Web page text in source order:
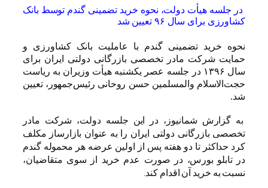
در جلسه هیأت دولت، نحوه خرید تضمینی گندم توسط بانک
کشاورزی برای سال ۹۶ تعیین شد
نحوه خرید تضمینی گندم با عاملیت بانک کشاورزی و
حمایت شرکت مادر تخصصی بازرگانی دولتی ایران برای
سال ۱۳۹۶ در جلسه عصر یکشنبه هیأت وزیران به ریاست
حجت‌الاسلام والمسلمین حسن روحانی رئیس‌جمهور، تعیین
شد.
به گزارش شمانیوز، در این جلسه دولت، شرکت مادر
تخصصی بازرگانی دولتی ایران را به عنوان بازارساز مکلف
کرد حداکثر تا دو هفته پس از اولین عرضه هر محموله گندم
در تابلو بورس، در صورت عدم خرید از سوی متقاضیان،
نسبت به خرید آن اقدام کند.